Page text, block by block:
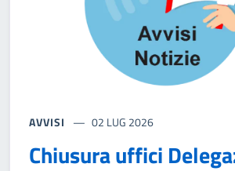
AVVISI 02 LUG 2026
Chiusura uffici